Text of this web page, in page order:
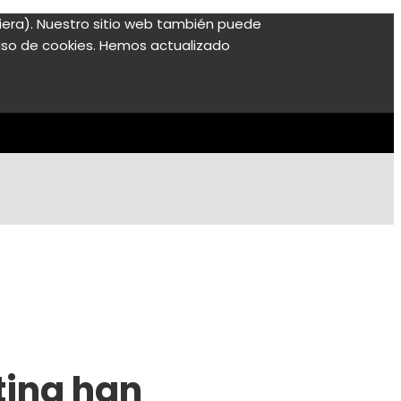
Nuestro sitio web también puede
de cookies. Hemos actualizado
han